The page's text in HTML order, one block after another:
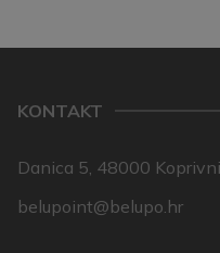
KONTAKT
Danica 5, 48000
belupoint@belupo.hr